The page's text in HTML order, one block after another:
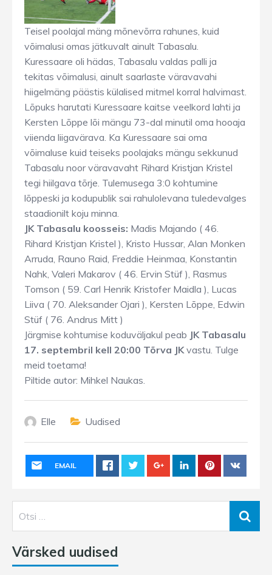
Teisel poolajal mäng mõnevõrra rahunes, kuid
võimalusi omas jätkuvalt ainult Tabasalu.
Kuressaare oli hädas, Tabasalu valdas palli ja
tekitas võimalusi, ainult saarlaste väravavahi
hiigelmäng päästis külalised mitmel korral halvimast.
Lõpuks harutati Kuressaare kaitse veelkord lahti ja
Kersten Lõppe lõi mängu 73-dal minutil oma hooaja
viienda liigavärava. Ka Kuressaare sai oma
võimaluse kuid teiseks poolajaks mängu sekkunud
Tabasalu noor väravavaht Rihard Kristjan Kristel
tegi hiilgava tõrje. Tulemusega 3:0 kohtumine
lõppeski ja kodupublik sai rahulolevana tuledevalges
staadionilt koju minna.
JK Tabasalu koosseis: Madis Majando ( 46.
Rihard Kristjan Kristel ), Kristo Hussar, Alan Monken
Arruda, Rauno Raid, Freddie Heinmaa, Konstantin
Nahk, Valeri Makarov ( 46. Ervin Stüf ), Rasmus
Tomson ( 59. Carl Henrik Kristofer Maidla ), Lucas
Liiva ( 70. Aleksander Ojari ), Kersten Lõppe, Edwin
Stüf ( 76. Andrus Mitt )
Järgmise kohtumise koduväljakul peab JK Tabasalu
17. septembril kell 20:00 Tõrva JKvastu. Tulge
meid toetama!
Piltide autor: Mihkel Naukas.
Elle Uudised
EMAIL
Värsked uudised